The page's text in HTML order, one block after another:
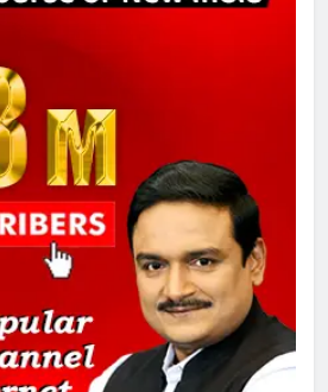
चुनाव से पहले लालू परिवार पर बड़ा झटका,
दिल्ली कोर्ट ने IRCTC घोटाले में आरोप
तय किए
SRN अस्पताल का नाम अमर शहीद ठाकुर
रोशन सिंह के नाम पर करने की मांग तेज